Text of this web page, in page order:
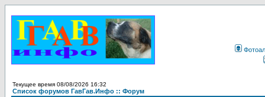
Текущее время 08/08/2026 16:32
Список форумов ГавГав.Инфо :: Форум